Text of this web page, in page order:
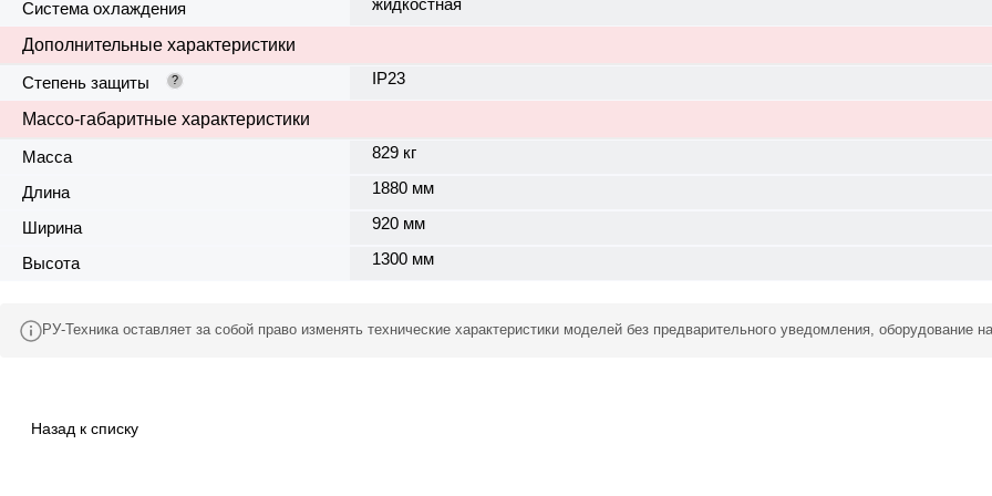
Система охлаждения
жидкостная
Дополнительные характеристики
Степень защиты
? IP23
Массо-габаритные характеристики
Масса
829 кг
Длина 1880 мм
Ширина 920 мм
Высота 1300 мм
РУ-Техника оставляет за собой право изменять технические характеристики моделей без предварительного уведомления, оборудование
Назад к списку